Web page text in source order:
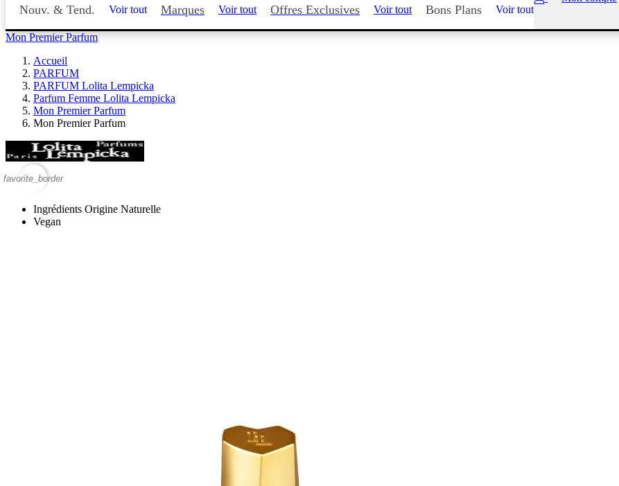
Nouv. & Tend. Voir tout Marques Voir tout Offres Exclusives Voir tout Bons Plans Voir tout
Mon Premier Parfum
Accueil
PARFUM
PARFUM Lolita Lempicka
Parfum Femme Lolita Lempicka
Mon Premier Parfum
Mon Premier Parfum
favorite_border
Ingrédients Origine Naturelle
Vegan